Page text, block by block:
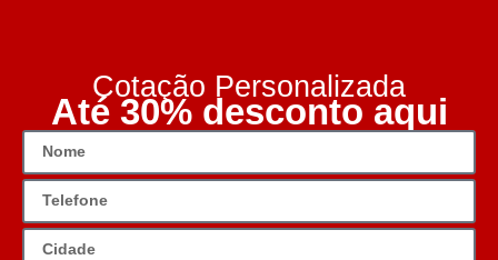
Cotação Personalizada
Até 30% desconto aqui